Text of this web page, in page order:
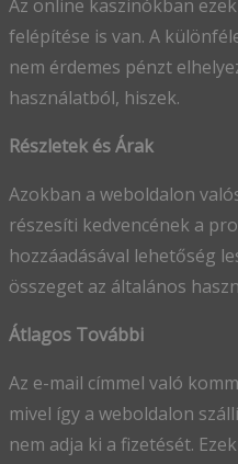
Az online kaszinókban
felépítése is van. A
nem érdemes pénzt
használatból, hiszek.
Részletek és Árak
Azokban a weboldalon
részesíti kedvencének a
hozzáadásával lehetőség
összeget az általános
Átlagos További
Az e-mail címmel való
mivel így a weboldalon
nem adja ki a fizetését.